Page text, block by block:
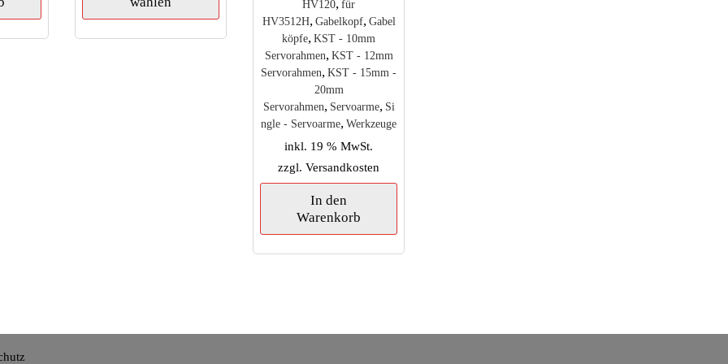
mehrere
Varianten
HV120, für
HV3512H, Gabelkopf, Gabel
köpfe, KST - 10mm
Servorahmen, KST - 12mm
Servorahmen, KST - 15mm -
20mm
Servorahmen, Servoarme, Si
ngle - Servoarme, Werkzeuge
inkl. 19 % MwSt.
zzgl.Versandkosten
In den
Warenkorb